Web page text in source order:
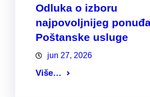
Odluka o izboru
najpovoljnijeg
Poštanske usluge
jun 27, 2026
Više…